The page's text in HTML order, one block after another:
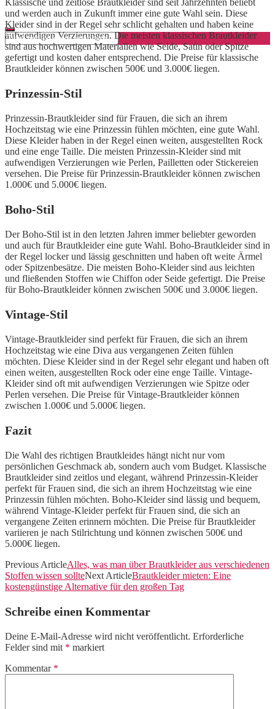
Klassische und zeitlose Brautkleider sind seit Jahrzehnten beliebt
und werden auch in Zukunft immer eine gute Wahl sein. Diese
Kleider sind in der Regel sehr schlicht gehalten und haben keine
aufwendigen Verzierungen. Die meisten klassischen Brautkleider
sind aus hochwertigen Materialien wie Seide, Satin oder Spitze
gefertigt und kosten daher entsprechend. Die Preise für klassische
Brautkleider können zwischen 500€ und 3.000€ liegen.
Prinzessin-Stil
Prinzessin-Brautkleider sind für Frauen, die sich an ihrem
Hochzeitstag wie eine Prinzessin fühlen möchten, eine gute Wahl.
Diese Kleider haben in der Regel einen weiten, ausgestellten Rock
und eine enge Taille. Die meisten Prinzessin-Kleider sind mit
aufwendigen Verzierungen wie Perlen, Pailletten oder Stickereien
versehen. Die Preise für Prinzessin-Brautkleider können zwischen
1.000€ und 5.000€ liegen.
Boho-Stil
Der Boho-Stil ist in den letzten Jahren immer beliebter geworden
und auch für Brautkleider eine gute Wahl. Boho-Brautkleider sind in
der Regel locker und lässig geschnitten und haben oft weite Ärmel
oder Spitzenbesätze. Die meisten Boho-Kleider sind aus leichten
und fließenden Stoffen wie Chiffon oder Seide gefertigt. Die Preise
für Boho-Brautkleider können zwischen 500€ und 3.000€ liegen.
Vintage-Stil
Vintage-Brautkleider sind perfekt für Frauen, die sich an ihrem
Hochzeitstag wie eine Diva aus vergangenen Zeiten fühlen
möchten. Diese Kleider sind in der Regel sehr elegant und haben oft
einen weiten, ausgestellten Rock oder eine enge Taille. Vintage-
Kleider sind oft mit aufwendigen Verzierungen wie Spitze oder
Perlen versehen. Die Preise für Vintage-Brautkleider können
zwischen 1.000€ und 5.000€ liegen.
Fazit
Die Wahl des richtigen Brautkleides hängt nicht nur vom
persönlichen Geschmack ab, sondern auch vom Budget. Klassische
Brautkleider sind zeitlos und elegant, während Prinzessin-Kleider
perfekt für Frauen sind, die sich an ihrem Hochzeitstag wie eine
Prinzessin fühlen möchten. Boho-Kleider sind lässig und bequem,
während Vintage-Kleider perfekt für Frauen sind, die sich an
vergangene Zeiten erinnern möchten. Die Preise für Brautkleider
variieren je nach Stilrichtung und können zwischen 500€ und
5.000€ liegen.
Previous ArticleAlles, was man über Brautkleider aus verschiedenen
Stoffen wissen sollteNext ArticleBrautkleider mieten: Eine
kostengünstige Alternative für den großen Tag
Schreibe einen Kommentar
Deine E-Mail-Adresse wird nicht veröffentlicht. Erforderliche
Felder sind mit * markiert
Kommentar *